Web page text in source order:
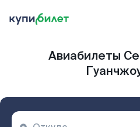
Авиабилеты